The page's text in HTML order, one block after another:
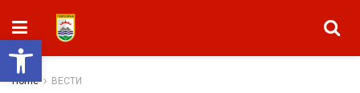
Open toolbar
Home ВЕСТИ